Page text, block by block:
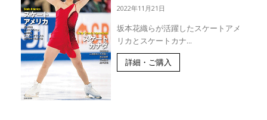
2022年11月21日
坂本花織らが活躍したスケートアメ
リカとスケートカナ...
詳細・ご購入